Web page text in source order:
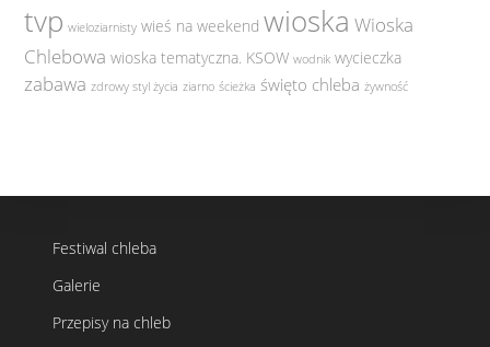
tvp wieloziarnisty wieś na weekend wioska Wioska
Chlebowa wioska tematyczna. KSOW wodnik wycieczka
zabawa zdrowy styl życia ziarno ścieżka święto chleba żywność
Festiwal chleba
Galerie
Przepisy na chleb